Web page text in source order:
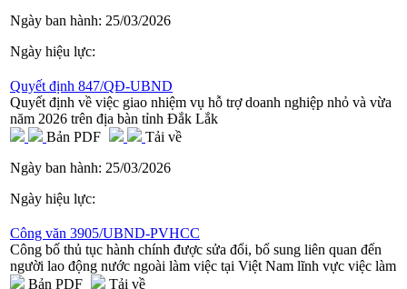
Ngày ban hành: 25/03/2026
Ngày hiệu lực:
Quyết định 847/QĐ-UBND
Quyết định về việc giao nhiệm vụ hỗ trợ doanh nghiệp nhỏ và vừa
năm 2026 trên địa bàn tỉnh Đắk Lắk
Bản PDF
Tải về
Ngày ban hành: 25/03/2026
Ngày hiệu lực:
Công văn 3905/UBND-PVHCC
Công bố thủ tục hành chính được sửa đổi, bổ sung liên quan đến
người lao động nước ngoài làm việc tại Việt Nam lĩnh vực việc làm
Bản PDF
Tải về